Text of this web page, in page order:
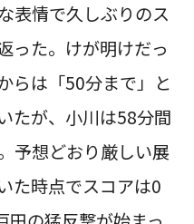
表情で久しぶりのス
った。けが明けだっ
らは「50分まで」と
たが、小川は58分間
予想どおり厳しい展
た時点でスコアは0